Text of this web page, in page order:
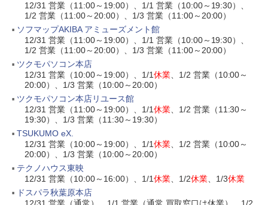
12/31 営業（11:00～19:00）、1/1 営業（10:00～19:30）、
1/2 営業（11:00～20:00）、1/3 営業（11:00～20:00）
ソフマップAKIBA アミューズメント館
12/31 営業（11:00～19:00）、1/1 営業（10:00～19:30）、
1/2 営業（11:00～20:00）、1/3 営業（11:00～20:00）
ツクモパソコン本店
12/31 営業（10:00～19:00）、1/1休業、1/2 営業（10:00～
20:00）、1/3 営業（10:00～20:00）
ツクモパソコン本店リユース館
12/31 営業（11:00～19:00）、1/1休業、1/2 営業（11:30～
19:30）、1/3 営業（11:30～19:30）
TSUKUMO eX.
12/31 営業（10:00～19:00）、1/1休業、1/2 営業（10:00～
20:00）、1/3 営業（10:00～20:00）
テクノハウス東映
12/31 営業（10:00～16:00）、1/1休業、1/2休業、1/3休業
ドスパラ秋葉原本店